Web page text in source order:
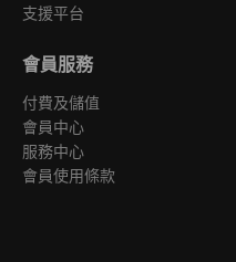
支援平台
會員服務
付費及儲值
會員中心
服務中心
會員使用條款